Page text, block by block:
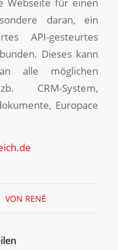
daran, ein
API-gesteurtes
Dieses kann
alle möglichen
CRM-System,
Europace
VON RENÉ